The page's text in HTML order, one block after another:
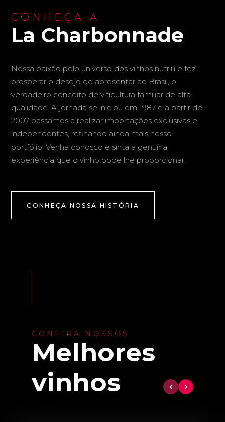
CONHEÇA A
La Charbonnade
Nossa paixão pelo universo dos vinhos nutriu e fez
prosperar o desejo de apresentar ao Brasil, o
verdadeiro conceito de viticultura familiar de alta
qualidade. A jornada se iniciou em 1987 e a partir de
2007 passamos a realizar importações exclusivas e
independentes, refinando ainda mais nosso
portfólio. Venha conosco e sinta a genuína
experiência que o vinho pode lhe proporcionar.
CONHEÇA NOSSA HISTÓRIA
CONFIRA NOSSOS
Melhores
vinhos